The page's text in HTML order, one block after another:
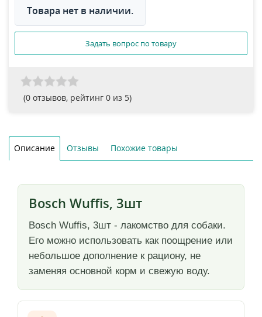
Товара нет в наличии.
Задать вопрос по товару
(0 отзывов, рейтинг 0 из 5)
Описание Отзывы Похожие товары
Bosch Wuffis, 3шт
Bosch Wuffis, 3шт - лакомство для собаки.
Его можно использовать как поощрение или
небольшое дополнение к рациону, не
заменяя основной корм и свежую воду.